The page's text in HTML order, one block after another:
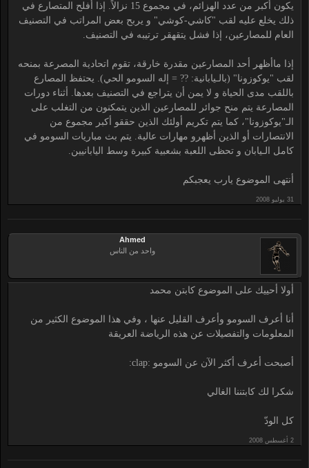
يكون أكبر من عدد الهزائم، في مجموع 15 نزالاً. إذا أفلح المتصارع في
ذلك يخلع عليه لقب "كاشي-كوشي" و يربح بعض المراتب في التصنيف
العام للمصارعين، إذا فشل يتقهقر ترتيبه في التصنيف.
إذا ماأظهر أحد المصارعين مقدرة خارقة، تقوم اتحادية المصرعة بمنحه
لقب "يوكوزونا" (بالـيابانية: ?? = إله السومو الحي). يحتفظ المصارع
باللقب مدى الحياة و لا يمن أن يتراجع في التصنيف بعدها. أثناء دورات
المصارعة يتم منح جوائر للمصارعين الذين يتمكنون من التغلب على
الـ"يوكوزونا"، كما يتم تكريم أولئك الذين حققو أكبر مجموع من
الانتصارات أو الذين أظهرو مهارات عالية. يتم بث مباريات السومو في
كامل الـيابان و تحظى اللعبة بشعبية كبيرة وسط اليابانيين.
أنتهى الموضوع يارب يعجبكم
Ahmed
واحد من الناس
أولا أحييك على الموضوع كابتن محمد
أنا أعرف السومو وأعرف القليل عنها ، وفي هذا الموضوع الكثير من
المعلومات والتفصيلات عن هذه الرياضة العريقة
أصبحت أعرف أكثر الآن عن السومو :clap:
شكرا لك كابتننا الغالي
كل الودّ